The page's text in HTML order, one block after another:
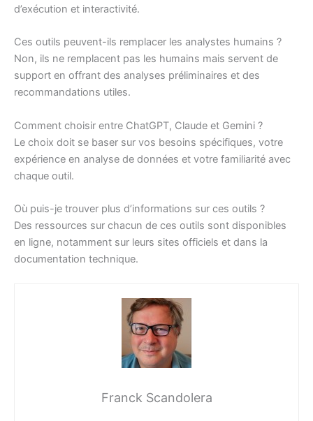
d’exécution et interactivité.
Ces outils peuvent-ils remplacer les analystes humains ?
Non, ils ne remplacent pas les humains mais servent de
support en offrant des analyses préliminaires et des
recommandations utiles.
Comment choisir entre ChatGPT, Claude et Gemini ?
Le choix doit se baser sur vos besoins spécifiques, votre
expérience en analyse de données et votre familiarité avec
chaque outil.
Où puis-je trouver plus d’informations sur ces outils ?
Des ressources sur chacun de ces outils sont disponibles
en ligne, notamment sur leurs sites officiels et dans la
documentation technique.
Franck Scandolera